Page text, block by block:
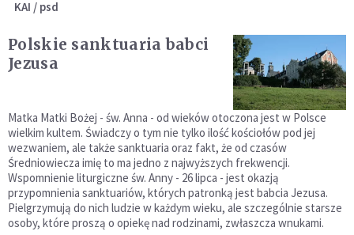
KAI / psd
Polskie sanktuaria babci
Jezusa
Matka Matki Bożej - św. Anna - od wieków otoczona jest w Polsce
wielkim kultem. Świadczy o tym nie tylko ilość kościołów pod jej
wezwaniem, ale także sanktuaria oraz fakt, że od czasów
Średniowiecza imię to ma jedno z najwyższych frekwencji.
Wspomnienie liturgiczne św. Anny - 26 lipca - jest okazją
przypomnienia sanktuariów, których patronką jest babcia Jezusa.
Pielgrzymują do nich ludzie w każdym wieku, ale szczególnie starsze
osoby, które proszą o opiekę nad rodzinami, zwłaszcza wnukami.